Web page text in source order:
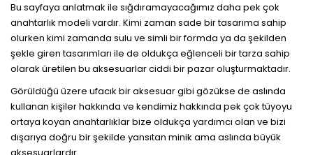
Bu sayfaya anlatmak ile sığdıramayacağımız daha pek çok
anahtarlık modeli vardır. Kimi zaman sade bir tasarıma sahip
olurken kimi zamanda sulu ve simli bir formda ya da şekilden
şekle giren tasarımları ile de oldukça eğlenceli bir tarza sahip
olarak üretilen bu aksesuarlar ciddi bir pazar oluşturmaktadır.
Görüldüğü üzere ufacık bir aksesuar gibi gözükse de aslında
kullanan kişiler hakkında ve kendimiz hakkında pek çok tüyoyu
ortaya koyan anahtarlıklar bize oldukça yardımcı olan ve bizi
dışarıya doğru bir şekilde yansıtan minik ama aslında büyük